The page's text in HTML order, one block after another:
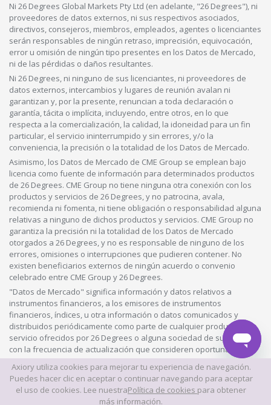
Ni 26 Degrees Global Markets Pty Ltd (en adelante, "26 Degrees"), ni
proveedores de datos externos, ni sus respectivos asociados,
directivos, consejeros, miembros, empleados, agentes o licenciantes
serán responsables de ningún retraso, imprecisión, equivocación,
error u omisión de ningún tipo presentes en los Datos de Mercado,
ni de las pérdidas o daños resultantes.
Ni 26 Degrees, ni ninguno de sus licenciantes, ni proveedores de
datos externos, intercambios y lugares de reunión avalan ni
garantizan y, por la presente, renuncian a toda declaración o
garantía, tácita o implícita, incluyendo, entre otros, en lo que
respecta a la comercialización, la calidad, la idoneidad para un fin
particular, el servicio ininterrumpido y sin errores, y/o la
conveniencia, la precisión o la totalidad de los Datos de Mercado.
Asimismo, los Datos de Mercado de CME Group se emplean bajo
licencia como fuente de información para determinados productos
de 26 Degrees. CME Group no tiene ninguna otra conexión con los
productos y servicios de 26 Degrees, y no patrocina, avala,
recomienda ni fomenta, ni tiene obligación o responsabilidad alguna
relativas a ninguno de dichos productos y servicios. CME Group no
garantiza la precisión ni la totalidad de los Datos de Mercado
otorgados a 26 Degrees, y no es responsable de ninguno de los
errores, omisiones o interrupciones que pudieren contener. No
existen beneficiarios externos de ningún acuerdo o convenio
celebrado entre CME Group y 26 Degrees.
"Datos de Mercado" significa información y datos relativos a
instrumentos financieros, a los emisores de instrumentos
financieros, índices, u otra información o datos comunicados y
distribuidos periódicamente como parte de cualquier producto o
servicio ofrecidos por 26 Degrees o alguna sociedad de su grupo,
con la frecuencia de actualización que consideren oportuna.
© 2026 Este sitio web es propiedad y está operado por Axiory Global
Limited.
Axiory utiliza cookies para mejorar tu experiencia de navegación.
Puedes hacer clic en aceptar o continuar navegando para aceptar
el uso de cookies. Lee nuestraPolítica de cookies para obtener
más información.